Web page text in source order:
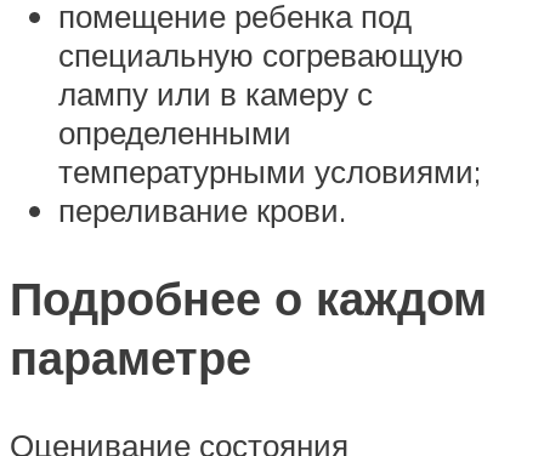
помещение ребенка под
специальную согревающую
лампу или в камеру с
определенными
температурными условиями;
переливание крови.
Подробнее о каждом
параметре
Оценивание состояния